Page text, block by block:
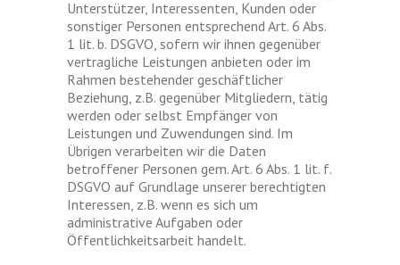
Unterstützer, Interessenten, Kunden oder
sonstiger Personen entsprechend Art. 6 Abs.
1 lit. b. DSGVO, sofern wir ihnen gegenüber
vertragliche Leistungen anbieten oder im
Rahmen bestehender geschäftlicher
Beziehung, z.B. gegenüber Mitgliedern, tätig
werden oder selbst Empfänger von
Leistungen und Zuwendungen sind. Im
Übrigen verarbeiten wir die Daten
betroffener Personen gem. Art. 6 Abs. 1 lit. f.
DSGVO auf Grundlage unserer berechtigten
Interessen, z.B. wenn es sich um
administrative Aufgaben oder
Öffentlichkeitsarbeit handelt.